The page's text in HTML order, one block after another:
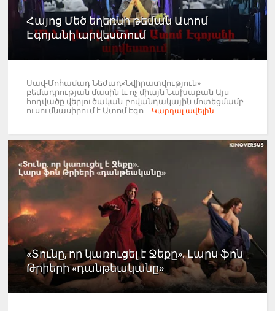
Հայոց Մեծ եղեռնի թեման Ատոմ
Էգոյանի արվեստում
Սավ-Մոհամադ Նեժադ«Նվիրատվություն»
բեմադրության մասին և ոչ միայն Նախաբան Այս
հոդվածը վերլուծական-բովանդակային մոտեցմամբ
ուսումնասիրում է Ատոմ Էգո... Կարդալ ավելին
«Տունը, որ կառուցել է Ջեքը». Լարս ֆոն
Թրիերի «դանթեականը»